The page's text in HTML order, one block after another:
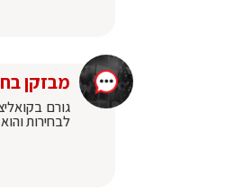
מבזקן
גורם
לבחירות